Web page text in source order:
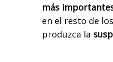
más
en el resto de
produzca la